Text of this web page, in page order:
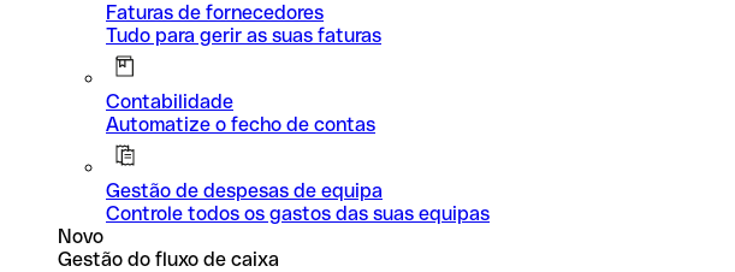
Faturas de fornecedores
Tudo para gerir as suas faturas
Contabilidade
Automatize o fecho de contas
Gestão de despesas de equipa
Controle todos os gastos das suas equipas
Novo
Gestão do fluxo de caixa